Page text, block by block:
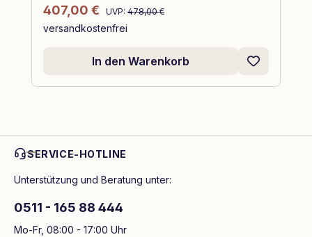
Verkaufspreis:
407,00 € Regulärer Preis:
UVP: 478,00 €
versandkostenfrei
In den Warenkorb
SERVICE-HOTLINE
Unterstützung und Beratung unter:
0511 - 165 88 444
Mo-Fr, 08:00 - 17:00 Uhr